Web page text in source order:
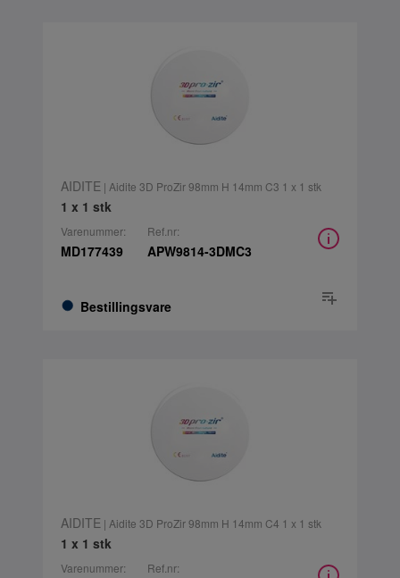
AIDITE | Aidite 3D ProZir 98mm H 14mm C3 1 x 1 stk
1 x 1 stk
Varenummer:
MD177439
Bestillingsvare
Ref.nr:
APW9814-3DMC3
AIDITE | Aidite 3D ProZir 98mm H 14mm C4 1 x 1 stk
1 x 1 stk
Varenummer: Ref.nr: